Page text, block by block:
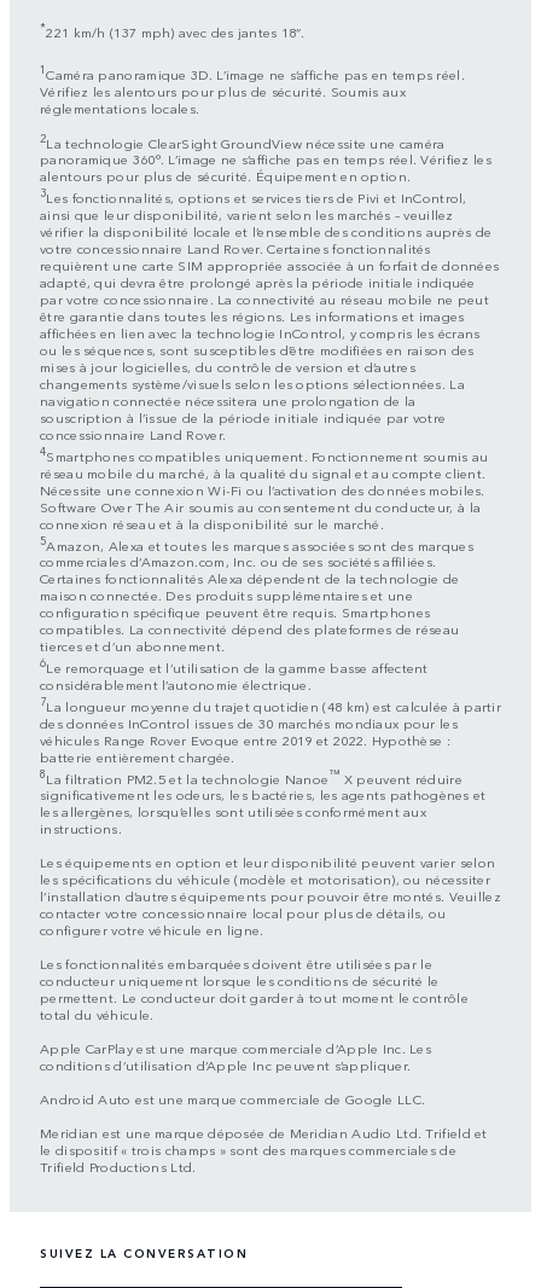
*221 km/h (137 mph) avec des jantes 18”.
1Caméra panoramique 3D. L’image ne s’affiche pas en temps réel.
Vérifiez les alentours pour plus de sécurité. Soumis aux
réglementations locales.
2La technologie ClearSight GroundView nécessite une caméra
panoramique 360°. L’image ne s’affiche pas en temps réel. Vérifiez les
alentours pour plus de sécurité. Équipement en option.
3Les fonctionnalités, options et services tiers de Pivi et InControl,
ainsi que leur disponibilité, varient selon les marchés – veuillez
vérifier la disponibilité locale et l’ensemble des conditions auprès de
votre concessionnaire Land Rover. Certaines fonctionnalités
requièrent une carte SIM appropriée associée à un forfait de données
adapté, qui devra être prolongé après la période initiale indiquée
par votre concessionnaire. La connectivité au réseau mobile ne peut
être garantie dans toutes les régions. Les informations et images
affichées en lien avec la technologie InControl, y compris les écrans
ou les séquences, sont susceptibles d’être modifiées en raison des
mises à jour logicielles, du contrôle de version et d’autres
changements système/visuels selon les options sélectionnées. La
navigation connectée nécessitera une prolongation de la
souscription à l’issue de la période initiale indiquée par votre
concessionnaire Land Rover.
4Smartphones compatibles uniquement. Fonctionnement soumis au
réseau mobile du marché, à la qualité du signal et au compte client.
Nécessite une connexion Wi-Fi ou l’activation des données mobiles.
Software Over The Air soumis au consentement du conducteur, à la
connexion réseau et à la disponibilité sur le marché.
5Amazon, Alexa et toutes les marques associées sont des marques
commerciales d’Amazon.com, Inc. ou de ses sociétés affiliées.
Certaines fonctionnalités Alexa dépendent de la technologie de
maison connectée. Des produits supplémentaires et une
configuration spécifique peuvent être requis. Smartphones
compatibles. La connectivité dépend des plateformes de réseau
tierces et d’un abonnement.
6Le remorquage et l’utilisation de la gamme basse affectent
considérablement l’autonomie électrique.
7La longueur moyenne du trajet quotidien (48 km) est calculée à partir
des données InControl issues de 30 marchés mondiaux pour les
véhicules Range Rover Evoque entre 2019 et 2022. Hypothèse :
batterie entièrement chargée.
8La filtration PM2.5 et la technologie Nanoe™ X peuvent réduire
significativement les odeurs, les bactéries, les agents pathogènes et
les allergènes, lorsqu’elles sont utilisées conformément aux
instructions.
Les équipements en option et leur disponibilité peuvent varier selon
les spécifications du véhicule (modèle et motorisation), ou nécessiter
l’installation d’autres équipements pour pouvoir être montés. Veuillez
contacter votre concessionnaire local pour plus de détails, ou
configurer votre véhicule en ligne.
Les fonctionnalités embarquées doivent être utilisées par le
conducteur uniquement lorsque les conditions de sécurité le
permettent. Le conducteur doit garder à tout moment le contrôle
total du véhicule.
Apple CarPlay est une marque commerciale d’Apple Inc. Les
conditions d’utilisation d’Apple Inc peuvent s’appliquer.
Android Auto est une marque commerciale de Google LLC.
Meridian est une marque déposée de Meridian Audio Ltd. Trifield et
le dispositif « trois champs » sont des marques commerciales de
Trifield Productions Ltd.
SUIVEZ LA CONVERSATION